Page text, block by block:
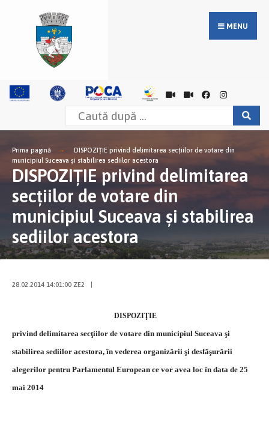
MENU
Prima pagină
DISPOZIŢIE privind delimitarea secţiilor de votare din
municipiul Suceava şi stabilirea sediilor acestora
DISPOZIŢIE privind delimitarea
secţiilor de votare din
municipiul Suceava şi stabilirea
sediilor acestora
28.02.2014 14:01:00 ZE2
DISPOZIŢIE
privind delimitarea secţiilor de votare din municipiul Suceava şi
stabilirea sediilor acestora, în vederea organizării şi desfăşurării
alegerilor pentru Parlamentul European ce vor avea loc în data de 25
mai 2014